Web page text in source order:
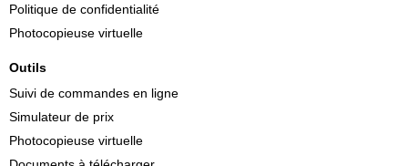
Politique de confidentialité
Photocopieuse virtuelle
Outils
Suivi de commandes en ligne
Simulateur de prix
Photocopieuse virtuelle